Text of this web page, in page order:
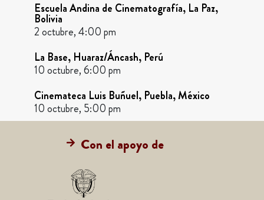
Escuela Andina de Cinematografía, La Paz,
Bolivia
2 octubre, 4:00 pm
La Base, Huaraz/Áncash, Perú
10 octubre, 6:00 pm
Cinemateca Luis Buñuel, Puebla, México
10 octubre, 5:00 pm
Con el apoyo de